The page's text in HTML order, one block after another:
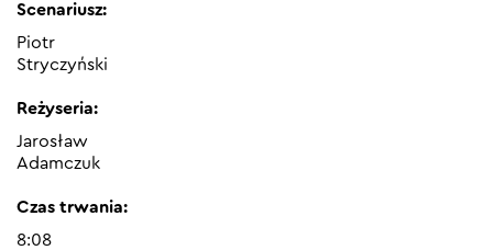
Scenariusz:
Piotr
Stryczyński
Reżyseria:
Jarosław
Adamczuk
Czas trwania:
8:08